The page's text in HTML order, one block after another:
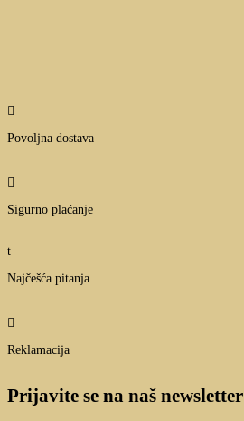

Povoljna dostava

Sigurno plaćanje
t
Najčešća pitanja

Reklamacija
Prijavite se na naš newsletter